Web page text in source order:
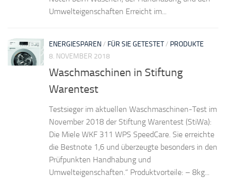
Umwelteigenschaften Erreicht im...
ENERGIESPAREN/ FÜR SIE GETESTET/ PRODUKTE
8. NOVEMBER 2018
Waschmaschinen in Stiftung
Warentest
Testsieger im aktuellen Waschmaschinen-Test im
November 2018 der Stiftung Warentest (StiWa):
Die Miele WKF 311 WPS SpeedCare. Sie erreichte
die Bestnote 1,6 und überzeugte besonders in den
Prüfpunkten Handhabung und
Umwelteigenschaften.“ Produktvorteile: – 8kg...